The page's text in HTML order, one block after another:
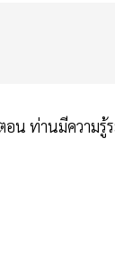
น ท่านมีความ